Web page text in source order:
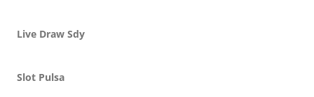
Live Draw Sdy
Slot Pulsa